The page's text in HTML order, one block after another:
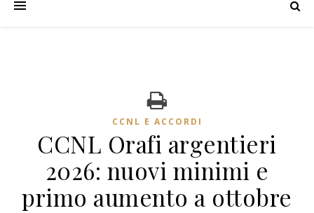
CCNL E ACCORDI
CCNL Orafi argentieri
2026: nuovi minimi e
primo aumento a ottobre